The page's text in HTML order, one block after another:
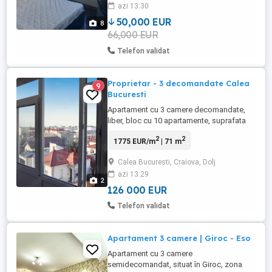
8
azi 13:30
50,000 EUR
66,000 EUR
Telefon validat
2
9
Proprietar - 3 decomandate Calea
Bucuresti
Apartament cu 3 camere decomandate,
liber, bloc cu 10 apartamente, suprafata
str Dezrobirii. Avantaje: - bloc din
construit dupa cutremur; - centrala de
apartament cu instalatia pe cupru; -
suprafata generoasa - 71 mp, ...
1775 EUR/m2| 71 m2
Calea Bucuresti, Craiova, Dolj
azi 13:29
126 000 EUR
Telefon validat
Apartament 3 camere | Giroc - Eso
Apartament cu 3 camere
semidecomandat, situat în Giroc, zona